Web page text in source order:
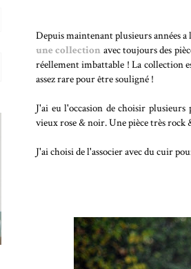
Depuis maintenant plusieurs années
une collection avec toujours des
réellement imbattable ! La collection
assez rare pour être souligné !
J'ai eu l'occasion de choisir
vieux rose & noir. Une pièce très
J'ai choisi de l'associer avec du cuir